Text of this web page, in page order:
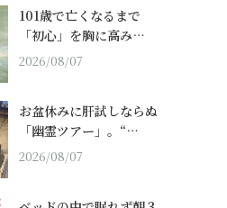
101歳で亡くなるまで
「初心」を胸に高み…
2026/08/07
お盆休みに肝試しならぬ
「幽霊ツアー」。“…
2026/08/07